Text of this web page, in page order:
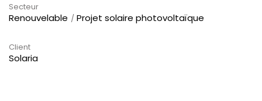
Secteur
Renouvelable Projet solaire photovoltaïque
Client
Solaria